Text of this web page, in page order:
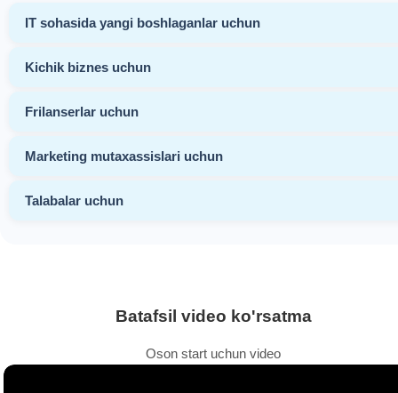
IT sohasida yangi boshlaganlar uchun
Kichik biznes uchun
Frilanserlar uchun
Marketing mutaxassislari uchun
Talabalar uchun
Batafsil video ko'rsatma
Oson start uchun video